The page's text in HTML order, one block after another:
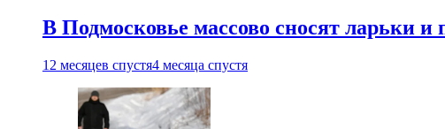
В Подмосковье массово сносят ларьки и
12 месяцев спустя4 месяца спустя